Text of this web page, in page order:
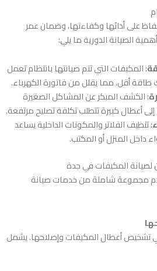
على أدائها وكفاءتها، وضمان عمر
الصيانة الدورية ما يلي:
: المكيفات التي تتم صيانتها بانتظام تعمل
أقل، مما يقلل من فاتورة الكهرباء.
: الكشف المبكر عن المشاكل الصغيرة
أعطال كبيرة تتطلب تكلفة تصليح مرتفعة.
: تنظيف الفلاتر والمكونات الداخلية يساعد
داخل المنزل أو المكتب.
لصيانة المكيفات في جدة
مجموعة شاملة من خدمات صيانة
تشخيص أعطال المكيفات وإصلاحها. يشمل